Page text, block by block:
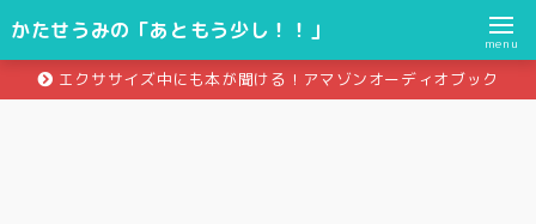
かたせうみの「あともう少し！！」
menu
エクササイズ中にも本が聞ける！アマゾンオーディオブック